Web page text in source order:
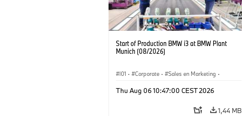
Start of Production BMW i3 at BMW Plant
Munich (08/2026)
I01 · Corporate · Sales en Marketing ·
Thu Aug 06 10:47:00 CEST 2026
1,44 MB